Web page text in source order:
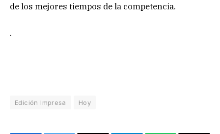
de los mejores tiempos de la competencia.
.
Edición Impresa Hoy